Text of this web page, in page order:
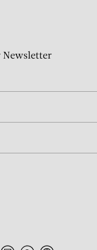
Newsletter